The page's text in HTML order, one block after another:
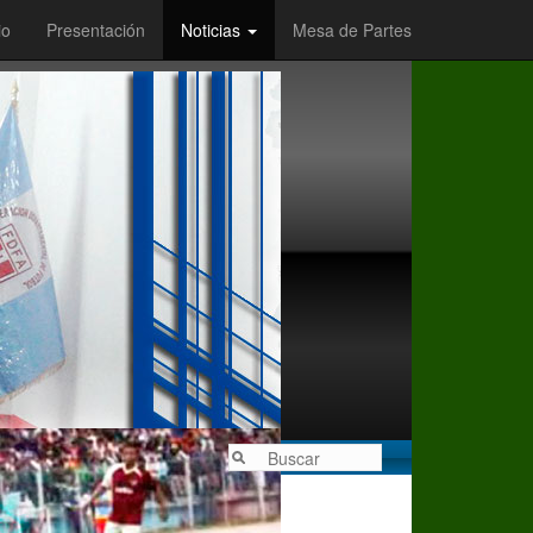
Presentación Noticias Mesa de Partes